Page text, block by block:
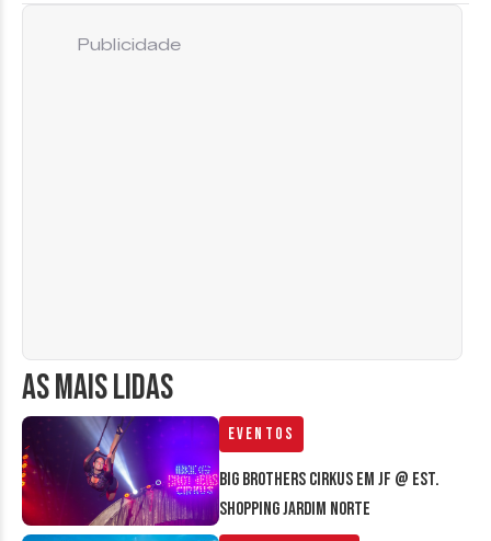
AS MAIS LIDAS
Eventos
Big Brothers Cirkus em JF @ Est.
Shopping Jardim Norte
Publicidade